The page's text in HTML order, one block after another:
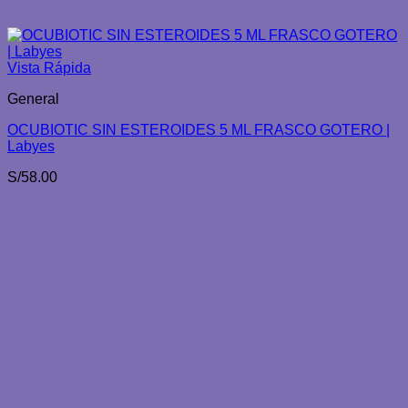
Vista Rápida
General
OCUBIOTIC SIN ESTEROIDES 5 ML FRASCO GOTERO |
Labyes
S/58.00